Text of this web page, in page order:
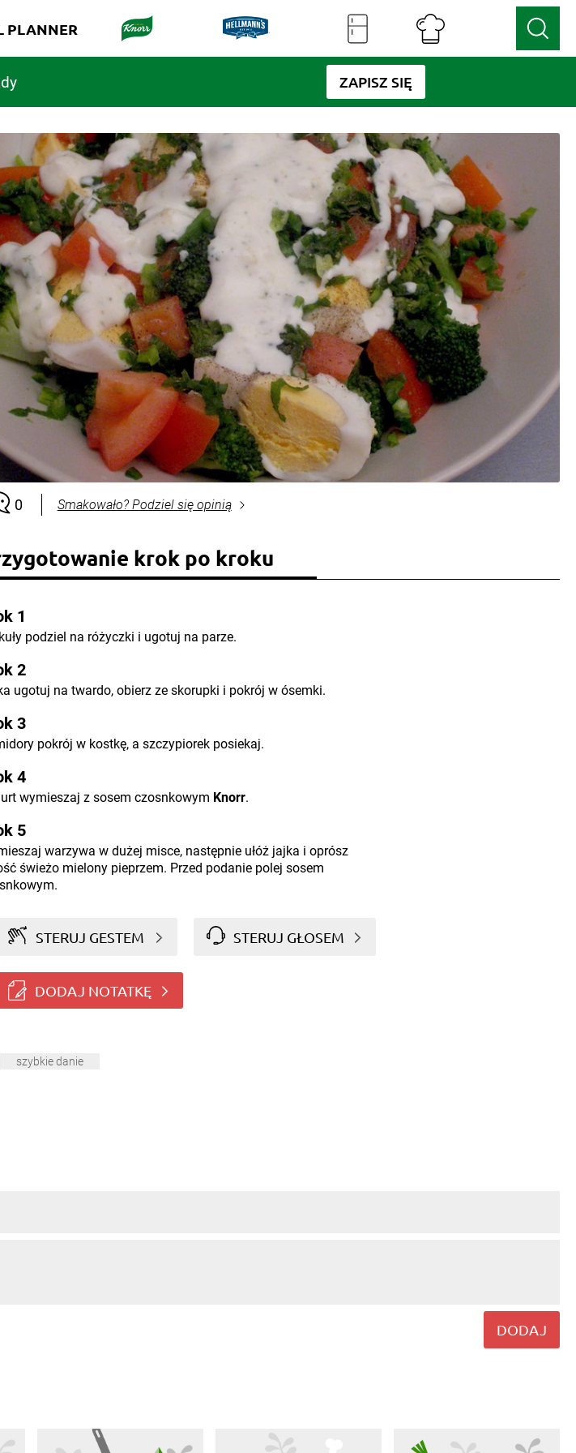
ZAPISZ SIĘ
PLANNER
0 Smakowało? Podziel się opinią
krok po kroku
1
podziel na różyczki i ugotuj na parze.
2
ugotuj na twardo, obierz ze skorupki i pokrój w ósemki.
3
pokrój w kostkę, a szczypiorek posiekaj.
4
wymieszaj z sosem czosnkowym Knorr.
5
warzywa w dużej misce, następnie ułóż jajka i oprósz
świeżo mielony pieprzem. Przed podanie polej sosem
STERUJ GESTEM STERUJ GŁOSEM
DODAJ NOTATKĘ
szybkie danie
DODAJ